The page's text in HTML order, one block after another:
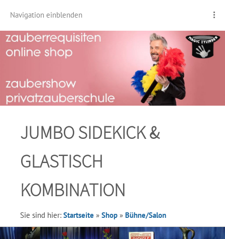
Navigation einblenden
JUMBO SIDEKICK &
GLASTISCH
KOMBINATION
Sie sind hier: Startseite » Shop » Bühne/Salon